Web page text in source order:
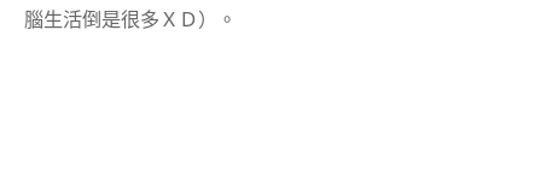
腦生活倒是很多ＸＤ）。